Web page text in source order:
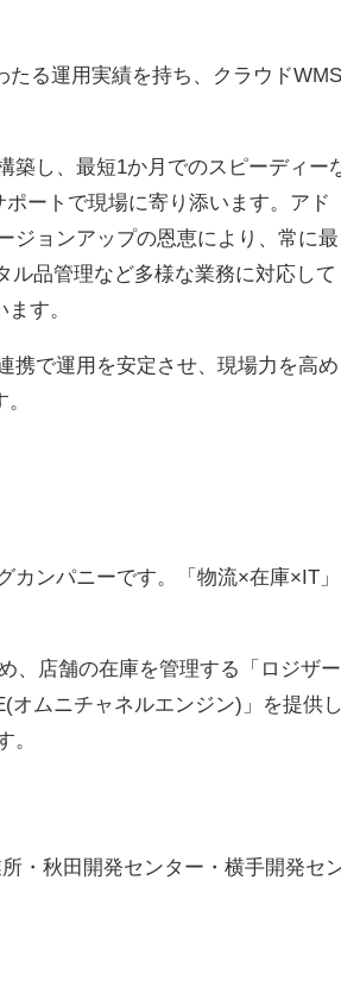
たる運用実績を持ち、クラウドWMS
築し、最短1か月でのスピーディー
ートで現場に寄り添います。アド
ジョンアップの恩恵により、常に最
ル品管理など多様な業務に対応して
す。
携で運用を安定させ、現場力を高め
ンパニーです。「物流×在庫×IT」
、店舗の在庫を管理する「ロジザー
オムニチャネルエンジン)」を提供
。
・秋田開発センター・横手開発セ